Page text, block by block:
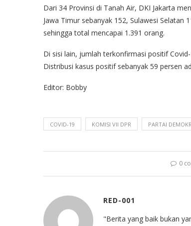
Dari 34 Provinsi di Tanah Air, DKI Jakarta
Jawa Timur sebanyak 152, Sulawesi Selatan
sehingga total mencapai 1.391 orang.
Di sisi lain, jumlah terkonfirmasi positif
Distribusi kasus positif sebanyak 59 persen
Editor: Bobby
COVID-19 KOMISI VII DPR PARTAI
0
RED-001
"Berita yang baik bukan